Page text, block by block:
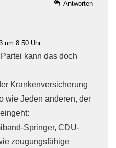
Antworten
um 8:50 Uhr
kann das doch
Krankenversicherung
wie Jeden anderen, der
Springer, CDU-
zeugungsfähige